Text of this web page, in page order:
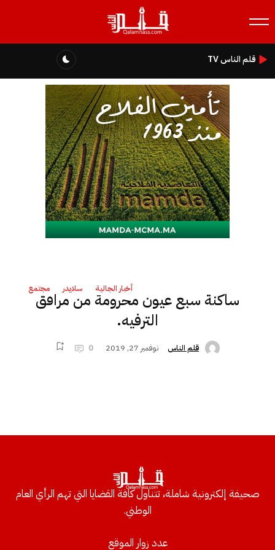
قلم الناس TV
أخبار الجالية سلايدر مجتمع
ساكنة سبع عيون محرومة من مرافق
الترفيه.
قلم الناس نوفمبر 27, 2019 0
صحيفة إلكترونية شاملة، تتناول كافة القضايا التي تهم الرأي العام
الوطني.
عدد زوار الموقع